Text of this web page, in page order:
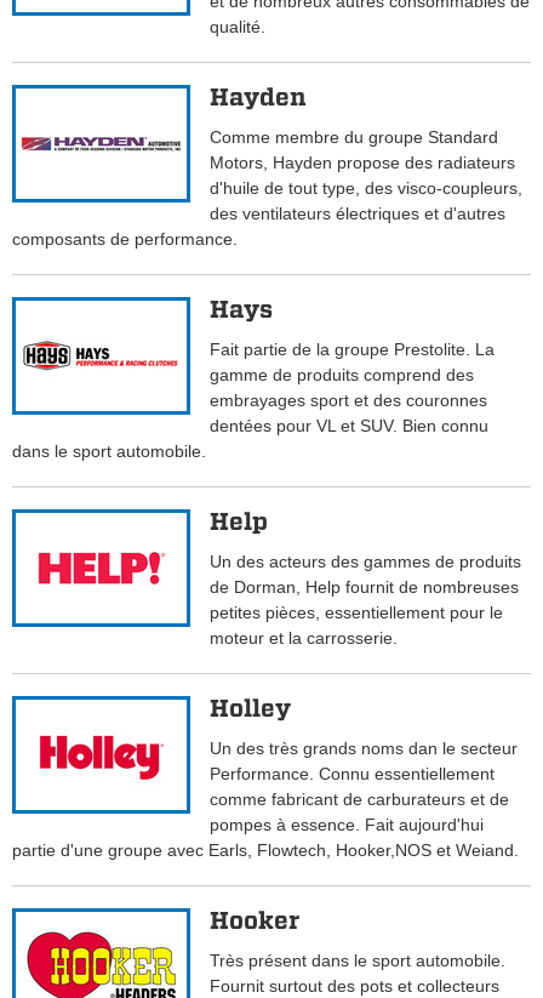
qualité.
Hayden
Comme membre du groupe Standard
Motors, Hayden propose des radiateurs
d'huile de tout type, des visco-coupleurs,
des ventilateurs électriques et d'autres
composants de performance.
Hays
Fait partie de la groupe Prestolite. La
gamme de produits comprend des
embrayages sport et des couronnes
dentées pour VL et SUV. Bien connu
dans le sport automobile.
Help
Un des acteurs des gammes de produits
de Dorman, Help fournit de nombreuses
petites pièces, essentiellement pour le
moteur et la carrosserie.
Holley
Un des très grands noms dan le secteur
Performance. Connu essentiellement
comme fabricant de carburateurs et de
pompes à essence. Fait aujourd'hui
partie d'une groupe avec Earls, Flowtech, Hooker,NOS et Weiand.
Hooker
Très présent dans le sport automobile.
Fournit surtout des pots et collecteurs